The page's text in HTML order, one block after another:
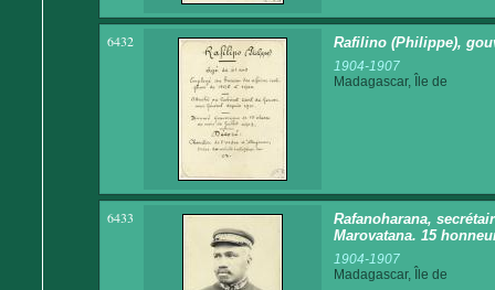
6432 Rafilino (Philippe),
1904-1907
Madagascar, Île de
6433
Rafanoharana,
Marovatana. 15
1904-1907
Madagascar, Île de